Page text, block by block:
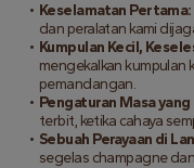
Keselamatan Pertama:
dan peralatan kami
Kumpulan Kecil,
mengekalkan kumpulan
pemandangan.
Pengaturan Masa
terbit, ketika cahaya
Sebuah Perayaan di
segelas champagne